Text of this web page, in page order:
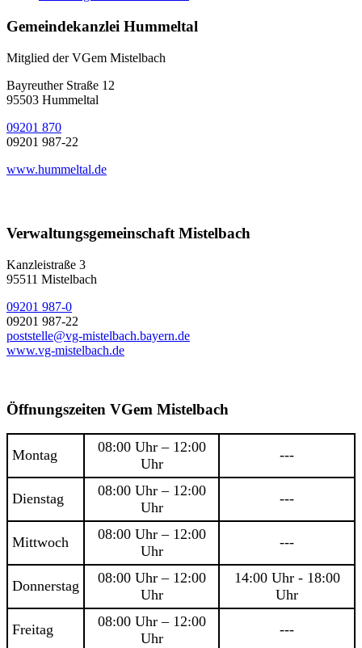
Gemeindekanzlei Hummeltal
Mitglied der VGem Mistelbach
Bayreuther Straße 12
95503 Hummeltal
09201 870
09201 987-22
www.hummeltal.de
Verwaltungsgemeinschaft Mistelbach
Kanzleistraße 3
95511 Mistelbach
09201 987-0
09201 987-22
poststelle@vg-mistelbach.bayern.de
www.vg-mistelbach.de
Öffnungszeiten VGem Mistelbach
Montag
08:00 Uhr – 12:00
Uhr
---
Dienstag
08:00 Uhr – 12:00
Uhr
---
Mittwoch
08:00 Uhr – 12:00
Uhr
---
Donnerstag
08:00 Uhr – 12:00
Uhr
14:00 Uhr - 18:00
Uhr
Freitag
08:00 Uhr – 12:00
Uhr
---